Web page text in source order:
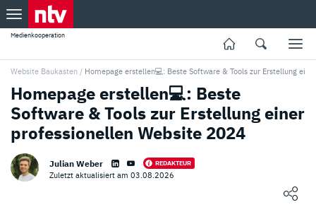
Medienkooperation
Website Baukasten / Homepage erstellen💻: Beste Software & Tools zur Erstellung
Homepage erstellen💻: Beste
Software & Tools zur Erstellung einer
professionellen Website 2024
Julian Weber REDAKTEUR
Zuletzt aktualisiert am 03.08.2026